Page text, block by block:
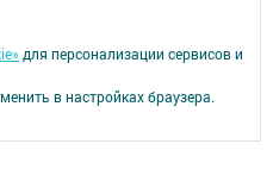
для персонализации сервисов и
в настройках браузера.